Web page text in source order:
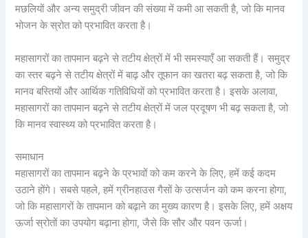
मछलियों और अन्य समुद्री जीवन की संख्या में कमी आ सकती है, जो कि मानव
भोजन के स्रोत को प्रभावित करता है।
महासागरों का तापमान बढ़ने से तटीय क्षेत्रों में भी समस्याएँ आ सकती हैं। समुद्र
का स्तर बढ़ने से तटीय क्षेत्रों में बाढ़ और तूफान का खतरा बढ़ सकता है, जो कि
मानव बस्तियों और आर्थिक गतिविधियों को प्रभावित करता है। इसके अलावा,
महासागरों का तापमान बढ़ने से तटीय क्षेत्रों में जल प्रदूषण भी बढ़ सकता है, जो
कि मानव स्वास्थ्य को प्रभावित करता है।
समाधान
महासागरों का तापमान बढ़ने के प्रभावों को कम करने के लिए, हमें कई कदम
उठाने होंगे। सबसे पहले, हमें ग्रीनहाउस गैसों के उत्सर्जन को कम करना होगा,
जो कि महासागरों के तापमान को बढ़ाने का मुख्य कारण है। इसके लिए, हमें अक्षय
ऊर्जा स्रोतों का उपयोग बढ़ाना होगा, जैसे कि सौर और पवन ऊर्जा।